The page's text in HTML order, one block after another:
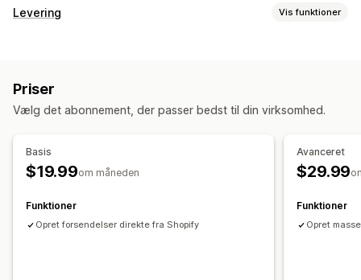
Levering Vis funktioner
Priser
Vælg det abonnement, der passer bedst til din virksomhed.
Basis
$19.99om måneden
Funktioner
Opret forsendelser direkte fra Shopify
Avanceret
$29.99
Funktioner
Opret